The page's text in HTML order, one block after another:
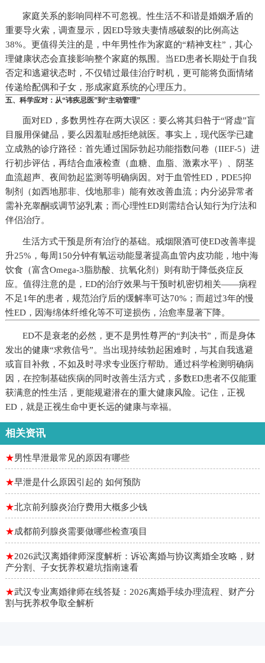
家庭关系的影响同样不可忽视。性生活不和谐是婚姻矛盾的
重要导火索，调查显示，因ED导致夫妻情感破裂的比例高达
38%。更值得关注的是，中年男性作为家庭的“精神支柱”，其心
理健康状态会直接影响整个家庭的氛围。当ED患者长期处于自我
否定和逃避状态时，不仅错过最佳治疗时机，更可能将负面情绪
传递给配偶和子女，形成家庭系统的心理压力。
五、科学应对：从“讳疾忌医”到“主动管理”
面对ED，多数男性存在两大误区：要么将其归咎于“肾虚”盲
目服用保健品，要么因羞耻感拒绝就医。事实上，现代医学已建
立成熟的诊疗路径：首先通过国际勃起功能指数问卷（IIEF-5）进
行初步评估，再结合血液检查（血糖、血脂、激素水平）、阴茎
血流超声、夜间勃起监测等明确病因。对于血管性ED，PDE5抑
制剂（如西地那非、伐地那非）能有效改善血流；内分泌异常者
需补充睾酮或调节泌乳素；而心理性ED则需结合认知行为疗法和
伴侣治疗。
生活方式干预是所有治疗的基础。戒烟限酒可使ED改善率提
升25%，每周150分钟有氧运动能显著提高血管内皮功能，地中海
饮食（富含Omega-3脂肪酸、抗氧化剂）则有助于降低炎症反
应。值得注意的是，ED的治疗效果与干预时机密切相关——病程
不足1年的患者，规范治疗后的缓解率可达70%；而超过3年的慢
性ED，因海绵体纤维化等不可逆损伤，治愈率显著下降。
ED不是衰老的必然，更不是男性尊严的“判决书”，而是身体
发出的健康“求救信号”。当出现持续勃起困难时，与其自我逃避
或盲目补救，不如及时寻求专业医疗帮助。通过科学检测明确病
因，在控制基础疾病的同时改善生活方式，多数ED患者不仅能重
获满意的性生活，更能规避潜在的重大健康风险。记住，正视
ED，就是正视生命中更长远的健康与幸福。
相关资讯
★男性早泄最常见的原因有哪些
★早泄是什么原因引起的 如何预防
★北京前列腺炎治疗费用大概多少钱
★成都前列腺炎需要做哪些检查项目
★2026武汉离婚律师深度解析：诉讼离婚与协议离婚全攻略，财
产分割、子女抚养权避坑指南速看
★武汉专业离婚律师在线答疑：2026离婚手续办理流程、财产分
割与抚养权争取全解析